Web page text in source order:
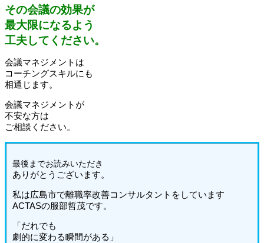
その会議の効果が
最大限になるよう
工夫してください。
会議マネジメントは
コーチングスキルにも
相通じます。
会議マネジメントが
不安な方は
ご相談ください。
最後までお読みいただき
ありがとうございます。
私は広島市で離職率改善コンサルタントをしています
ACTASの服部哲茂です。
「だれでも
劇的に変わる瞬間がある」